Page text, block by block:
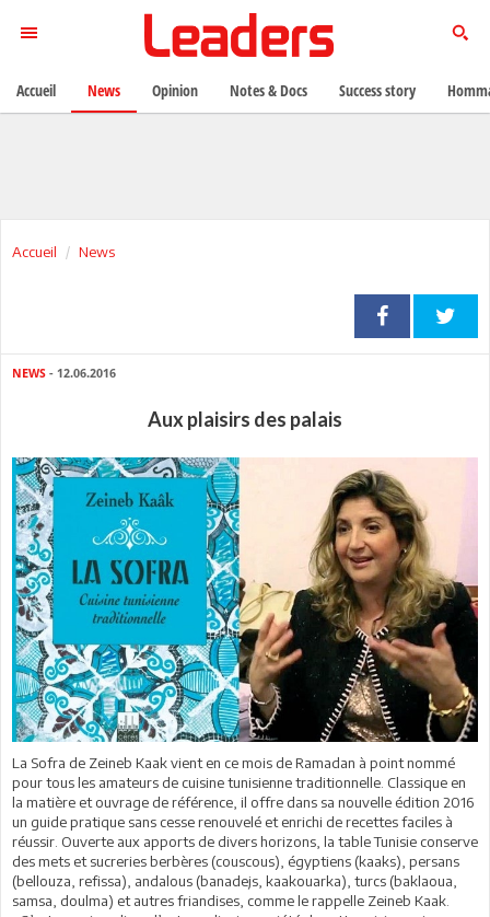
Accueil News
NEWS - 12.06.2016
Aux plaisirs des palais
La Sofra de Zeineb Kaak vient en ce mois de Ramadan à point nommé
pour tous les amateurs de cuisine tunisienne traditionnelle. Classique en
la matière et ouvrage de référence, il offre dans sa nouvelle édition 2016
un guide pratique sans cesse renouvelé et enrichi de recettes faciles à
réussir. Ouverte aux apports de divers horizons, la table Tunisie conserve
des mets et sucreries berbères (couscous), égyptiens (kaaks), persans
(bellouza, refissa), andalous (banadejs, kaakouarka), turcs (baklaoua,
samsa, doulma) et autres friandises, comme le rappelle Zeineb Kaak.
Accueil News Opinion Notes & Docs Success story